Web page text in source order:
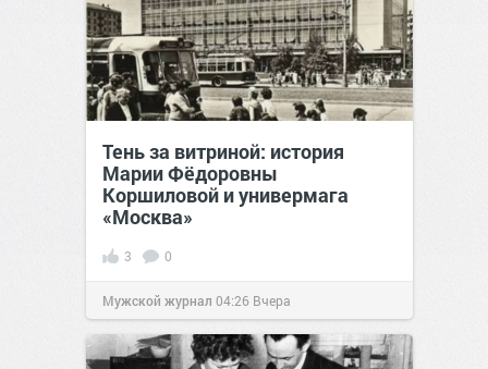
Тень за витриной: история
Марии Фёдоровны
Коршиловой и универмага
«Москва»
3 0
Мужской журнал 04:26 Вчера